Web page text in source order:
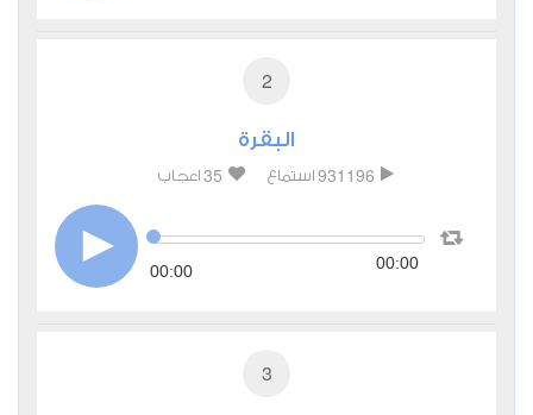
2
البقرة
931196 استماع 35 اعجاب
00:00 00:00
3